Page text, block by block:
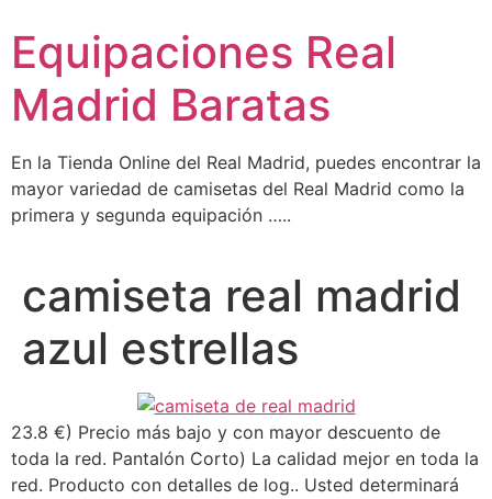
contenido
Equipaciones Real
Madrid Baratas
En la Tienda Online del Real Madrid, puedes encontrar la
mayor variedad de camisetas del Real Madrid como la
primera y segunda equipación …..
camiseta real madrid
azul estrellas
23.8 €) Precio más bajo y con mayor descuento de
toda la red. Pantalón Corto) La calidad mejor en toda la
red. Producto con detalles de log.. Usted determinará